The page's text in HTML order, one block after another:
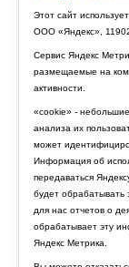
Этот сайт
ООО «Яндекс»,
Сервис Яндекс
размещаемые на
активности.
«cookie» -
анализа их
может
Информация об
передаваться
будет обрабатывать
для нас отчетов о
обрабатывает эту
Яндекс Метрика.